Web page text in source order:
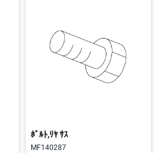
ﾎﾞﾙﾄ,ﾘﾔ ｻｽ
MF140287